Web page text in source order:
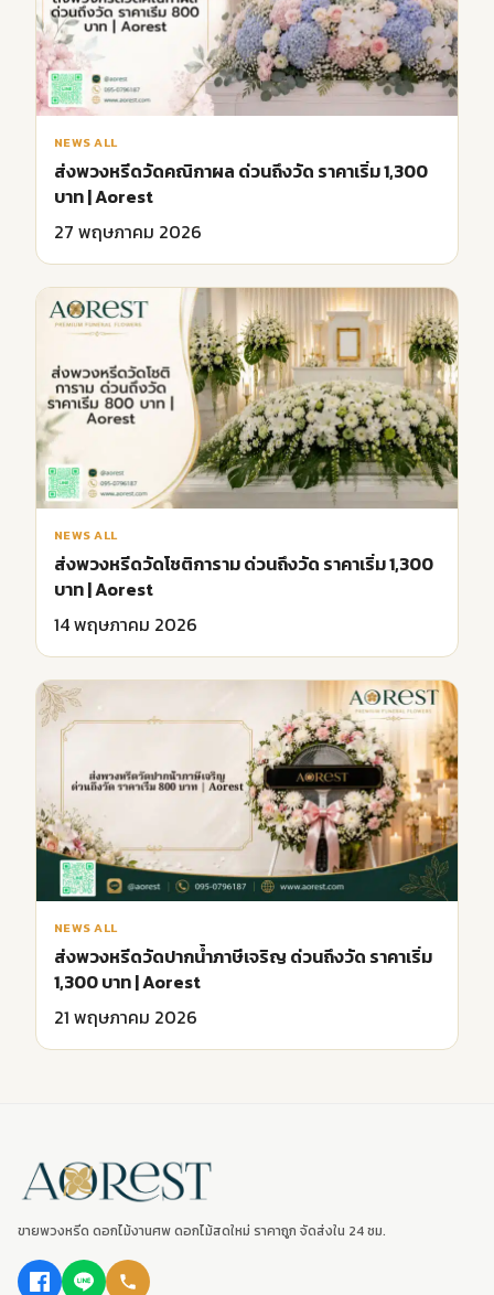
NEWS ALL
ส่งพวงหรีดวัดคณิกาผล ด่วนถึงวัด ราคาเริ่ม 1,300
บาท | Aorest
27 พฤษภาคม 2026
NEWS ALL
ส่งพวงหรีดวัดโชติการาม ด่วนถึงวัด ราคาเริ่ม 1,300
บาท | Aorest
14 พฤษภาคม 2026
NEWS ALL
ส่งพวงหรีดวัดปากน้ำภาษีเจริญ ด่วนถึงวัด ราคาเริ่ม
1,300 บาท | Aorest
21 พฤษภาคม 2026
ขายพวงหรีด ดอกไม้งานศพ ดอกไม้สดใหม่ ราคาถูก จัดส่งใน 24 ชม.